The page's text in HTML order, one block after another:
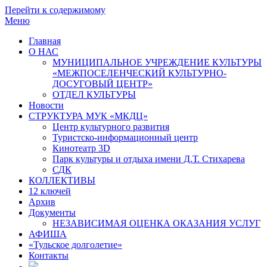
Перейти к содержимому
Меню
Главная
О НАС
МУНИЦИПАЛЬНОЕ УЧРЕЖДЕНИЕ КУЛЬТУРЫ
«МЕЖПОСЕЛЕНЧЕСКИЙ КУЛЬТУРНО-
ДОСУГОВЫЙ ЦЕНТР»
ОТДЕЛ КУЛЬТУРЫ
Новости
СТРУКТУРА МУК «МКДЦ»
Центр культурного развития
Туристско-информационный центр
Кинотеатр 3D
Парк культуры и отдыха имени Д.Т. Стихарева
СДК
КОЛЛЕКТИВЫ
12 ключей
Архив
Документы
НЕЗАВИСИМАЯ ОЦЕНКА ОКАЗАНИЯ УСЛУГ
АФИША
«Тульское долголетие»
Контакты